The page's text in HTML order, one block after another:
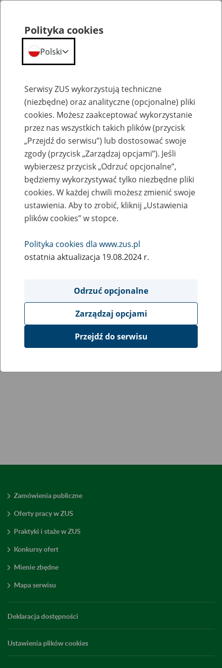
Przepraszamy,
podana strona nie została znaleziona.
Błąd 404
Przejdź do strony głównej
Zamówienia publiczne
Oferty pracy w ZUS
Praktyki i staże w ZUS
Konkursy ofert
Mienie zbędne
Mapa serwisu
Deklaracja dostępności
Ustawienia plików cookies
Polityka cookies
Polski
Serwisy ZUS wykorzystują techniczne
(niezbędne) oraz analityczne (opcjonalne) pliki
cookies. Możesz zaakceptować wykorzystanie
przez nas wszystkich takich plików (przycisk
„Przejdź do serwisu”) lub dostosować swoje
zgody (przycisk „Zarządzaj opcjami”). Jeśli
wybierzesz przycisk „Odrzuć opcjonalne”,
będziemy wykorzystywać tylko niezbędne pliki
cookies. W każdej chwili możesz zmienić swoje
ustawienia. Aby to zrobić, kliknij „Ustawienia
plików cookies” w stopce.
Polityka cookies dla www.zus.pl
ostatnia aktualizacja 19.08.2024 r.
Odrzuć opcjonalne
Zarządzaj opcjami
Przejdź do serwisu